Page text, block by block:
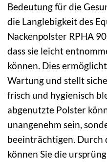
Bedeutung für die
die Langlebigkeit des
Nackenpolster RPHA
dass sie leicht
können. Dies
Wartung und stellt
frisch und hygienisch
abgenutzte Polster
unangenehm sein,
beeinträchtigen. Durch
können Sie die